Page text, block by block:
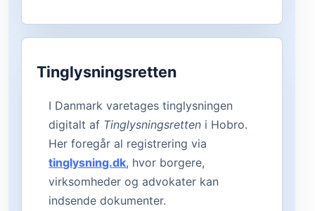
Tinglysningsretten
I Danmark varetages tinglysningen
digitalt af Tinglysningsretten i Hobro.
Her foregår al registrering via
tinglysning.dk, hvor borgere,
virksomheder og advokater kan
indsende dokumenter.